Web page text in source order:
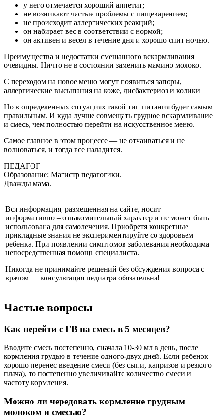
у него отмечается хороший аппетит;
не возникают частые проблемы с пищеварением;
не происходит аллергических реакций;
он набирает вес в соответствии с нормой;
он активен и весел в течение дня и хорошо спит ночью.
Преимущества и недостатки смешанного вскармливания
очевидны. Ничто не в состоянии заменить мамино молоко.
С переходом на новое меню могут появиться запоры,
аллергические высыпания на коже, дисбактериоз и колики.
Но в определенных ситуациях такой тип питания будет самым
правильным. И куда лучше совмещать грудное вскармливание
и смесь, чем полностью перейти на искусственное меню.
Самое главное в этом процессе — не отчаиваться и не
волноваться, и тогда все наладится.
ПЕДАГОГ
Образование: Магистр педагогики.
Дважды мама.
Вся информация, размещенная на сайте, носит
информативно – ознакомительный характер и не может быть
использована для самолечения. Приобретя конкретные
прикладные знания не экспериментируйте со здоровьем
ребенка. При появлении симптомов заболевания необходима
непосредственная помощь специалиста.
Никогда не принимайте решений без обсуждения вопроса с
врачом — консультация педиатра обязательна!
Частые вопросы
Как перейти с ГВ на смесь в 5 месяцев?
Вводите смесь постепенно, сначала 10-30 мл в день, после
кормления грудью в течение одного-двух дней. Если ребенок
хорошо перенес введение смеси (без сыпи, капризов и резкого
плача), то постепенно увеличивайте количество смеси и
частоту кормления.
Можно ли чередовать кормление грудным
молоком и смесью?